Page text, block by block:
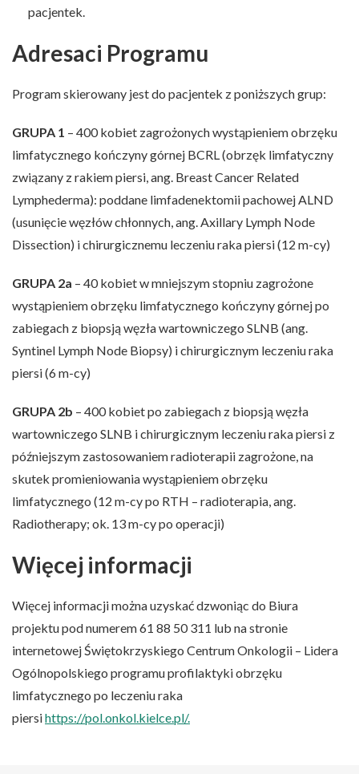
pacjentek.
Adresaci Programu
Program skierowany jest do pacjentek z poniższych grup:
GRUPA 1 – 400 kobiet zagrożonych wystąpieniem obrzęku
limfatycznego kończyny górnej BCRL (obrzęk limfatyczny
związany z rakiem piersi, ang. Breast Cancer Related
Lymphederma): poddane limfadenektomii pachowej ALND
(usunięcie węzłów chłonnych, ang. Axillary Lymph Node
Dissection) i chirurgicznemu leczeniu raka piersi (12 m-cy)
GRUPA 2a – 40 kobiet w mniejszym stopniu zagrożone
wystąpieniem obrzęku limfatycznego kończyny górnej po
zabiegach z biopsją węzła wartowniczego SLNB (ang.
Syntinel Lymph Node Biopsy) i chirurgicznym leczeniu raka
piersi (6 m-cy)
GRUPA 2b – 400 kobiet po zabiegach z biopsją węzła
wartowniczego SLNB i chirurgicznym leczeniu raka piersi z
późniejszym zastosowaniem radioterapii zagrożone, na
skutek promieniowania wystąpieniem obrzęku
limfatycznego (12 m-cy po RTH – radioterapia, ang.
Radiotherapy; ok. 13 m-cy po operacji)
Więcej informacji
Więcej informacji można uzyskać dzwoniąc do Biura
projektu pod numerem 61 88 50 311 lub na stronie
internetowej Świętokrzyskiego Centrum Onkologii – Lidera
Ogólnopolskiego programu profilaktyki obrzęku
limfatycznego po leczeniu raka
piersihttps://pol.onkol.kielce.pl/.